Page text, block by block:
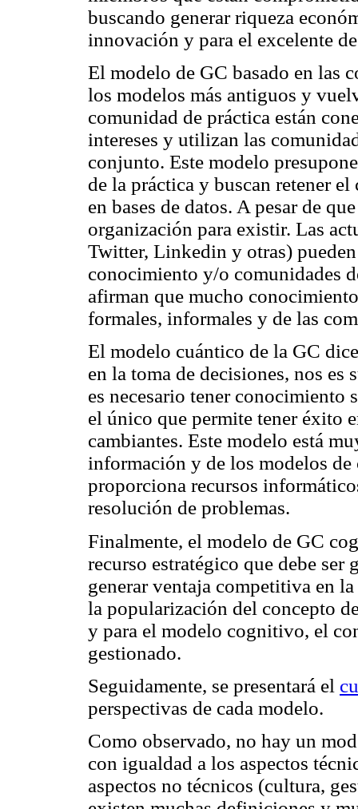
buscando generar riqueza
innovación y para el excelente
El modelo de GC basado en las
los modelos más antiguos y
comunidad de práctica están
intereses y utilizan las
conjunto. Este modelo
de la práctica y buscan retener
en bases de datos. A pesar de
organización para existir. Las
Twitter, Linkedin y otras) pueden
conocimiento y/o comunidades
afirman que mucho
formales, informales y de las
El modelo cuántico de la GC
en la toma de decisiones, nos
es necesario tener
el único que permite tener éxito
cambiantes. Este modelo está
información y de los modelos
proporciona recursos
resolución de problemas.
Finalmente, el modelo de GC
recurso estratégico que debe
generar ventaja competitiva en
la popularización del concepto
y para el modelo cognitivo, el
gestionado.
Seguidamente, se presentará el
perspectivas de cada modelo.
Como observado, no hay un
con igualdad a los aspectos
aspectos no técnicos (cultura,